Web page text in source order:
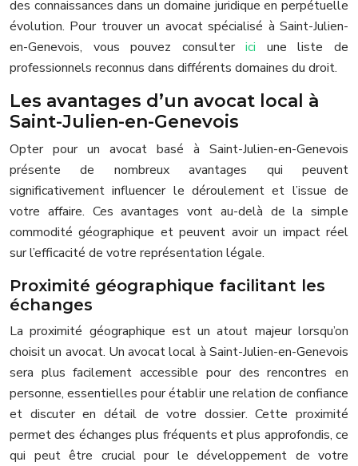
des connaissances dans un domaine juridique en perpétuelle
évolution. Pour trouver un avocat spécialisé à Saint-Julien-
en-Genevois, vous pouvez consulterici une liste de
professionnels reconnus dans différents domaines du droit.
Les avantages d’un avocat local à
Saint-Julien-en-Genevois
Opter pour un avocat basé à Saint-Julien-en-Genevois
présente de nombreux avantages qui peuvent
significativement influencer le déroulement et l’issue de
votre affaire. Ces avantages vont au-delà de la simple
commodité géographique et peuvent avoir un impact réel
sur l’efficacité de votre représentation légale.
Proximité géographique facilitant les
échanges
La proximité géographique est un atout majeur lorsqu’on
choisit un avocat. Un avocat local à Saint-Julien-en-Genevois
sera plus facilement accessible pour des rencontres en
personne, essentielles pour établir une relation de confiance
et discuter en détail de votre dossier. Cette proximité
permet des échanges plus fréquents et plus approfondis, ce
qui peut être crucial pour le développement de votre